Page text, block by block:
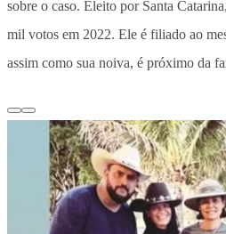
sobre o caso. Eleito por Santa
mil votos em 2022. Ele é filiado ao
assim como sua noiva, é próximo da